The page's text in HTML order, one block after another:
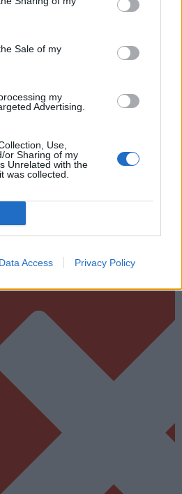
Sale of my
my
Advertising.
Use,
or Sharing of my
Unrelated with the
was collected.
Data Access Privacy Policy
Kitas dalykas – piliavietė
Kyla teisinių kazusų. Dar
atstatymas neįmanomas, kol
bendrasis planas, o
– „Lietuvos žinioms“